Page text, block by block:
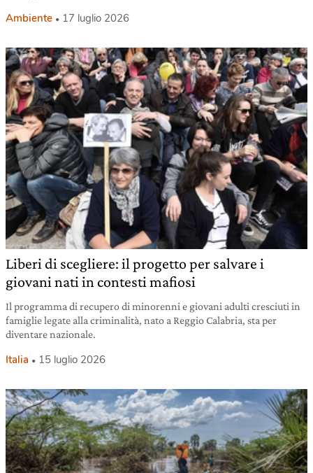
Ambiente 17 luglio 2026
Liberi di scegliere: il progetto per salvare i
giovani nati in contesti mafiosi
Il programma di recupero di minorenni e giovani adulti cresciuti in
famiglie legate alla criminalità, nato a Reggio Calabria, sta per
diventare nazionale.
Italia 15 luglio 2026